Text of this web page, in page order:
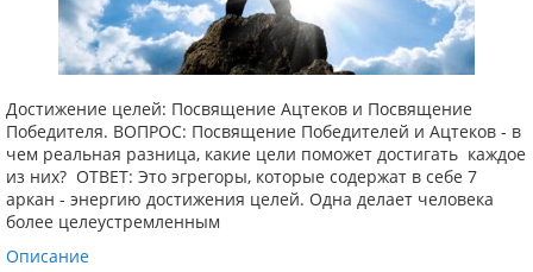
Достижение целей: Посвящение Ацтеков и Посвящение
Победителя. ВОПРОС: Посвящение Победителей и Ацтеков - в
чем реальная разница, какие цели поможет достигать каждое
из них? ОТВЕТ: Это эгрегоры, которые содержат в себе 7
аркан - энергию достижения целей. Одна делает человека
более целеустремленным
Описание